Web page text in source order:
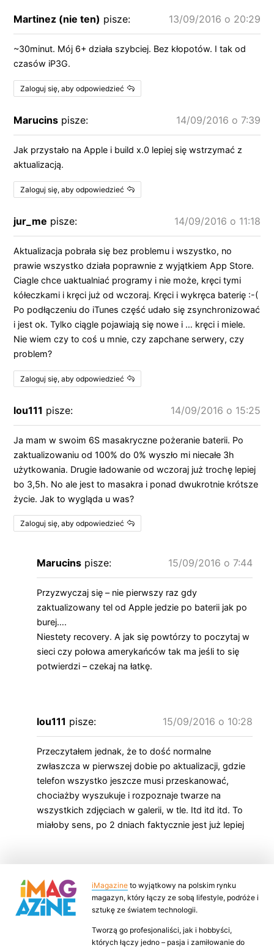
Martinez (nie ten) pisze: 13/09/2016 o 20:29
~30minut. Mój 6+ działa szybciej. Bez kłopotów. I tak od
czasów iP3G.
Zaloguj się, aby odpowiedzieć
Marucins pisze: 14/09/2016 o 7:39
Jak przystało na Apple i build x.0 lepiej się wstrzymać z
aktualizacją.
Zaloguj się, aby odpowiedzieć
jur_me pisze: 14/09/2016 o 11:18
Aktualizacja pobrała się bez problemu i wszystko, no
prawie wszystko działa poprawnie z wyjątkiem App Store.
Ciagle chce uaktualniać programy i nie może, kręci tymi
kółeczkami i kręci już od wczoraj. Kręci i wykręca baterię :-(
Po podłączeniu do iTunes część udało się zsynchronizować
i jest ok. Tylko ciągle pojawiają się nowe i … kręci i miele.
Nie wiem czy to coś u mnie, czy zapchane serwery, czy
problem?
Zaloguj się, aby odpowiedzieć
lou111 pisze: 14/09/2016 o 15:25
Ja mam w swoim 6S masakryczne pożeranie baterii. Po
zaktualizowaniu od 100% do 0% wyszło mi niecałe 3h
użytkowania. Drugie ładowanie od wczoraj już trochę lepiej
bo 3,5h. No ale jest to masakra i ponad dwukrotnie krótsze
życie. Jak to wygląda u was?
Zaloguj się, aby odpowiedzieć
Marucins pisze: 15/09/2016 o 7:44
Przyzwyczaj się – nie pierwszy raz gdy
zaktualizowany tel od Apple jedzie po baterii jak po
burej….
Niestety recovery. A jak się powtórzy to poczytaj w
sieci czy połowa amerykańców tak ma jeśli to się
potwierdzi – czekaj na łatkę.
lou111 pisze: 15/09/2016 o 10:28
Przeczytałem jednak, że to dość normalne
zwłaszcza w pierwszej dobie po aktualizacji, gdzie
telefon wszystko jeszcze musi przeskanować,
chociażby wyszukuje i rozpoznaje twarze na
wszystkich zdjęciach w galerii, w tle. Itd itd itd. To
miałoby sens, po 2 dniach faktycznie jest już lepiej
iMagazine to wyjątkowy na polskim rynku
magazyn, który łączy ze sobą lifestyle, podróże i
sztukę ze światem technologii.
Tworzą go profesjonaliści, jak i hobbyści,
których łączy jedno – pasja i zamiłowanie do